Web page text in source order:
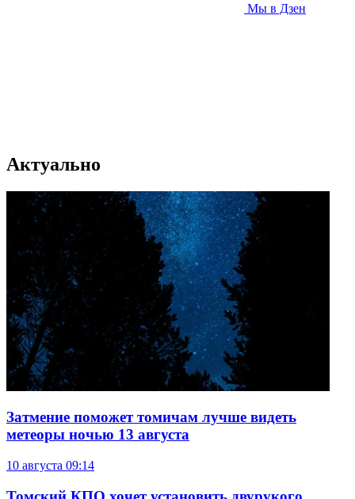
Мы в Дзен
Актуально
Затмение поможет томичам лучше видеть
метеоры ночью 13 августа
10 августа 09:14